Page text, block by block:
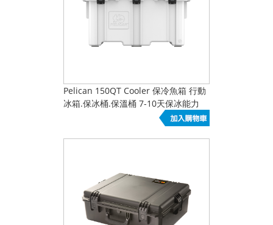
Pelican 150QT Cooler 保冷魚箱 行動
冰箱.保冰桶.保溫桶 7-10天保冰能力